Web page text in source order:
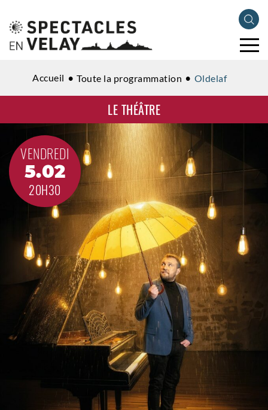
LE THÉÂTRE
Accueil Toute la programmation Oldelaf
VENDREDI
5.02
20H30